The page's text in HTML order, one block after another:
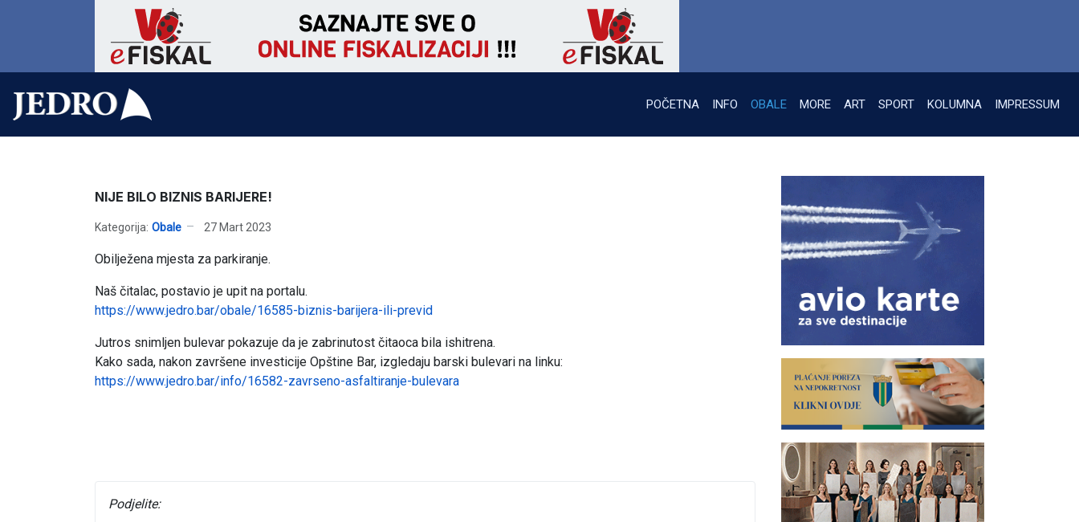
POČETNA INFO OBALE MORE ART SPORT KOLUMNA IMPRESSUM
NIJE BILO BIZNIS BARIJERE!
Kategorija: Obale 27 Mart 2023
Obilježena mjesta za parkiranje.
Naš čitalac, postavio je upit na portalu.
https://www.jedro.bar/obale/16585-biznis-barijera-ili-previd
Jutros snimljen bulevar pokazuje da je zabrinutost čitaoca bila ishitrena.
Kako sada, nakon završene investicije Opštine Bar, izgledaju barski bulevari na linku:
https://www.jedro.bar/info/16582-zavrseno-asfaltiranje-bulevara
Podjelite: